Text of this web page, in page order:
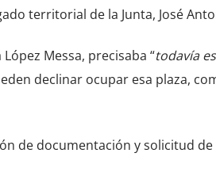
territorial de la Junta, José
Messa, precisaba “todavía
declinar ocupar esa plaza,
de documentación y solicitud